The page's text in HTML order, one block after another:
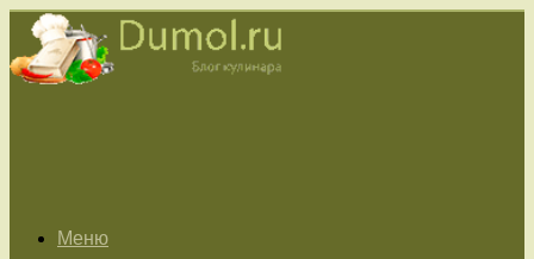
Меню